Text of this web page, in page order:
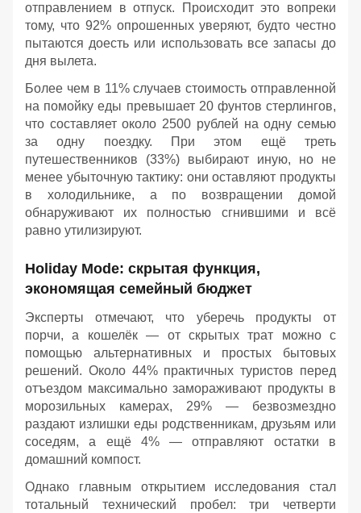
отправлением в отпуск. Происходит это вопреки
тому, что 92% опрошенных уверяют, будто честно
пытаются доесть или использовать все запасы до
дня вылета.
Более чем в 11% случаев стоимость отправленной
на помойку еды превышает 20 фунтов стерлингов,
что составляет около 2500 рублей на одну семью
за одну поездку. При этом ещё треть
путешественников (33%) выбирают иную, но не
менее убыточную тактику: они оставляют продукты
в холодильнике, а по возвращении домой
обнаруживают их полностью сгнившими и всё
равно утилизируют.
Holiday Mode: скрытая функция,
экономящая семейный бюджет
Эксперты отмечают, что уберечь продукты от
порчи, а кошелёк — от скрытых трат можно с
помощью альтернативных и простых бытовых
решений. Около 44% практичных туристов перед
отъездом максимально замораживают продукты в
морозильных камерах, 29% — безвозмездно
раздают излишки еды родственникам, друзьям или
соседям, а ещё 4% — отправляют остатки в
домашний компост.
Однако главным открытием исследования стал
тотальный технический пробел: три четверти